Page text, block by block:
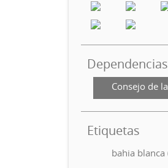
Dependencias
Consejo de
Etiquetas
bahia blanca